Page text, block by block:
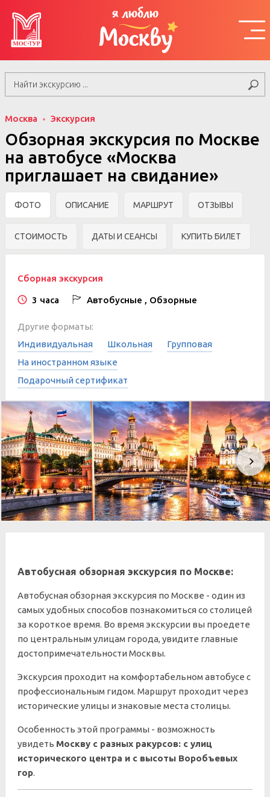
я люблю
Москву
Москва Экскурсия
Обзорная экскурсия по Москве
на автобусе «Москва
приглашает на свидание»
ФОТО ОПИСАНИЕ МАРШРУТ ОТЗЫВЫ
СТОИМОСТЬ ДАТЫ И СЕАНСЫ КУПИТЬ БИЛЕТ
Сборная экскурсия
3 часа Автобусные , Обзорные
Другие форматы:
Индивидуальная
Школьная
Групповая
На иностранном языке
Подарочный сертификат
Автобусная обзорная экскурсия по Москве:
Автобусная обзорная экскурсия по Москве - один из
самых удобных способов познакомиться со столицей
за короткое время. Во время экскурсии вы проедете
по центральным улицам города, увидите главные
достопримечательности Москвы.
Экскурсия проходит на комфортабельном автобусе с
профессиональным гидом. Маршрут проходит через
исторические улицы и знаковые места столицы.
Особенность этой программы - возможность
увидеть Москву с разных ракурсов: с улиц
исторического центра и с высоты Воробъевых
гор.